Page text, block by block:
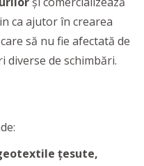
ca ajutor în crearea
să nu fie afectată de
de schimbări.
țesute,